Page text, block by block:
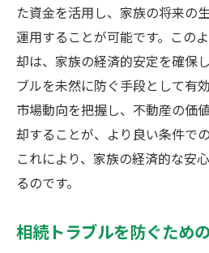
た資金を活用し、家族の将来の
運用することが可能です。この
却は、家族の経済的安定を確保
ブルを未然に防ぐ手段として有
市場動向を把握し、不動産の価
却することが、より良い条件で
これにより、家族の経済的な安
るのです。
相続トラブルを防ぐため